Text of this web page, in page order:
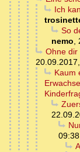
Ich
So
nemo,
Ohne dir
Kaum
09:38